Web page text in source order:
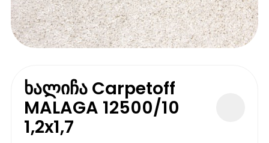
ხალიჩა Carpetoff
MALAGA 12500/10
1,2x1,7